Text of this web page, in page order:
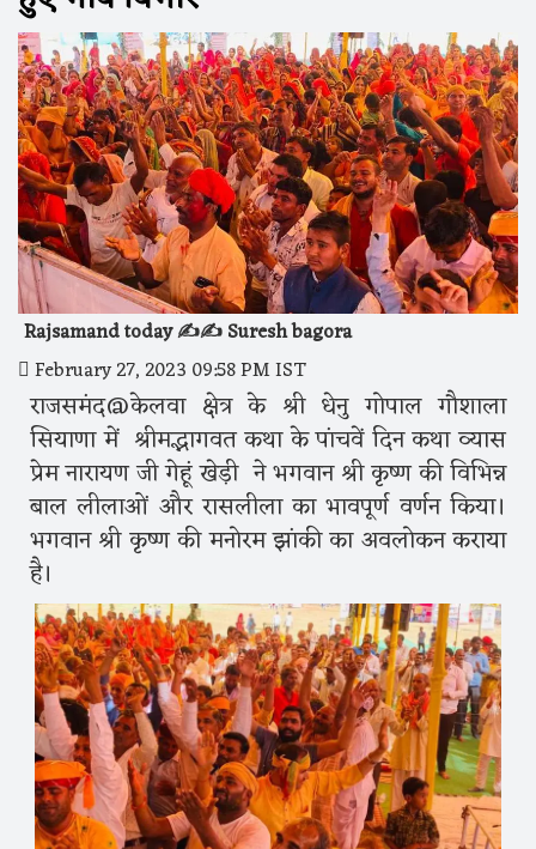
Rajsamand today ✍️✍️ Suresh bagora
February 27, 2023 09:58 PM IST
राजसमंद@केलवा क्षेत्र के श्री धेनु गोपाल गौशाला
सियाणा में श्रीमद्भागवत कथा के पांचवें दिन कथा व्यास
प्रेम नारायण जी गेहूं खेड़ी ने भगवान श्री कृष्ण की विभिन्न
बाल लीलाओं और रासलीला का भावपूर्ण वर्णन किया।
भगवान श्री कृष्ण की मनोरम झांकी का अवलोकन कराया
है।